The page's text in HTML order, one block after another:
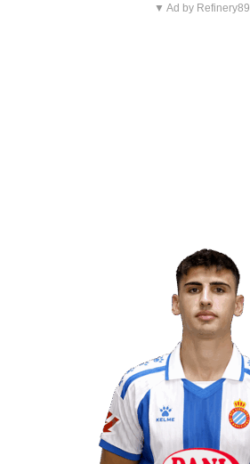
▼ Ad by Refinery89